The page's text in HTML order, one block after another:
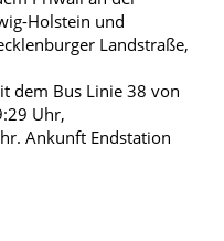
Holstein und
Landstraße,
dem Bus Linie 38 von
Uhr,
Ankunft Endstation